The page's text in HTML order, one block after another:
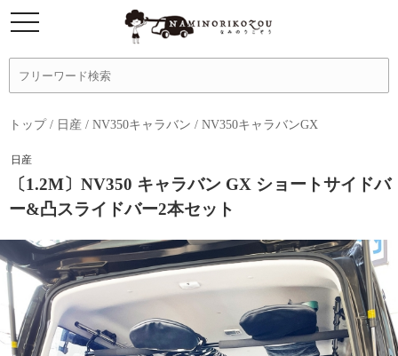
トップ/ 日産 / NV350キャラバン / NV350キャラバンGX
日産
〔1.2M〕NV350 キャラバン GX ショートサイドバ
ー&凸スライドバー2本セット